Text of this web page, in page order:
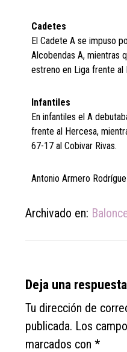
Cadetes
El Cadete A se impuso
Alcobendas A, mientras
estreno en Liga frente al
Infantiles
En infantiles el A
frente al Hercesa,
67-17 al Cobivar Rivas.
Antonio Armero
Archivado en:
Reader
Interactions
Deja una respuesta
Tu dirección de
publicada. Los
marcados con*